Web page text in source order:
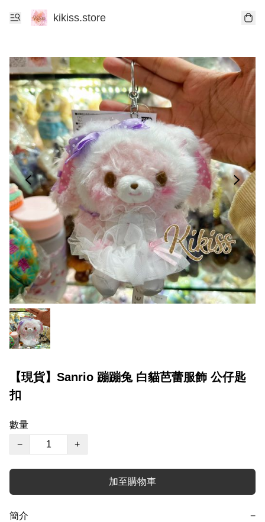
kikiss.store
【現貨】Sanrio 蹦蹦兔 白貓芭蕾服飾 公仔匙
扣
數量
−
+
加至購物車
簡介 −